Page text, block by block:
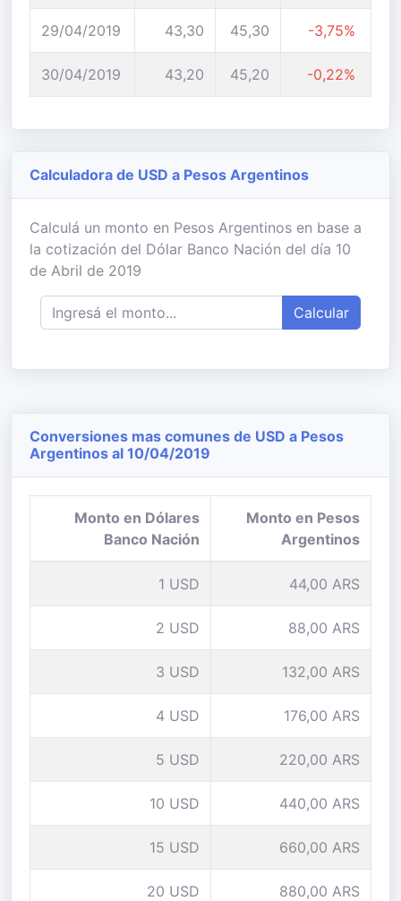
29/04/2019 43,30 45,30 -3,75%
30/04/2019 43,20 45,20 -0,22%
Calculadora de USD a Pesos Argentinos
Calculá un monto en Pesos Argentinos en base a
la cotización del Dólar Banco Nación del día 10
de Abril de 2019
Calcular
Conversiones mas comunes de USD a Pesos
Argentinos al 10/04/2019
Monto en Dólares
Banco Nación
Monto en Pesos
Argentinos
1 USD 44,00 ARS
2 USD 88,00 ARS
3 USD 132,00 ARS
4 USD 176,00 ARS
5 USD 220,00 ARS
10 USD 440,00 ARS
15 USD 660,00 ARS
20 USD 880,00 ARS